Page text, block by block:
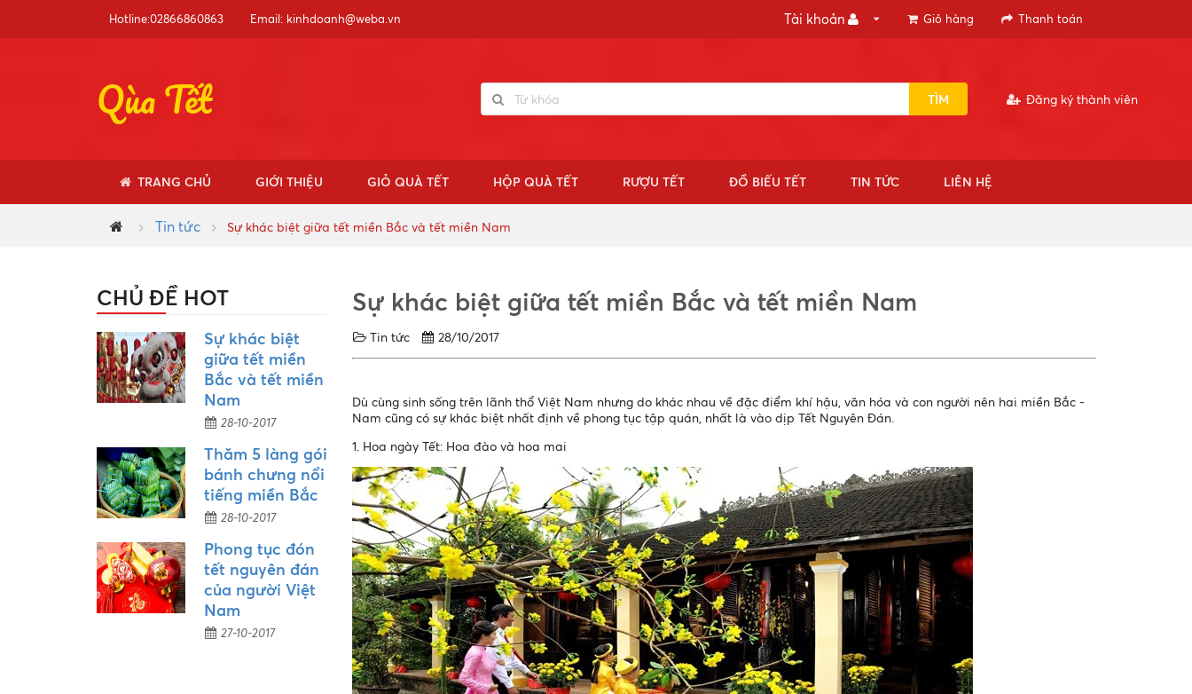
Hotline:02866860863 Email: kinhdoanh@weba.vn Tài khoản Giỏ hàng Thanh toán
Qùa Tết TÌM Đăng ký thành viên
TRANG CHỦ GIỚI THIỆU GIỎ QUÀ TẾT HỘP QUÀ TẾT RƯỢU TẾT ĐỒ BIẾU TẾT TIN TỨC LIÊN HỆ
Tin tức Sự khác biệt giữa tết miền Bắc và tết miền Nam
CHỦ ĐỀ HOT
Sự khác biệt
giữa tết miền
Bắc và tết miền
Nam
28-10-2017
Thăm 5 làng gói
bánh chưng nổi
tiếng miền Bắc
28-10-2017
Phong tục đón
tết nguyên đán
của người Việt
Nam
27-10-2017
Sự khác biệt giữa tết miền Bắc và tết miền Nam
Tin tức 28/10/2017
Dù cùng sinh sống trên lãnh thổ Việt Nam nhưng do khác nhau về đặc điểm khí hậu, văn hóa và con người nên hai miền Bắc -
Nam cũng có sự khác biệt nhất định về phong tục tập quán, nhất là vào dịp Tết Nguyên Đán.
1. Hoa ngày Tết: Hoa đào và hoa mai